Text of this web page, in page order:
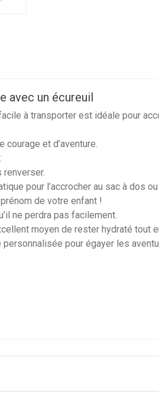
avec un écureuil
à transporter est idéale pour
et d’aventure.
pour l’accrocher au sac à dos
de votre enfant !
ne perdra pas facilement.
moyen de rester hydraté tout
pour égayer les